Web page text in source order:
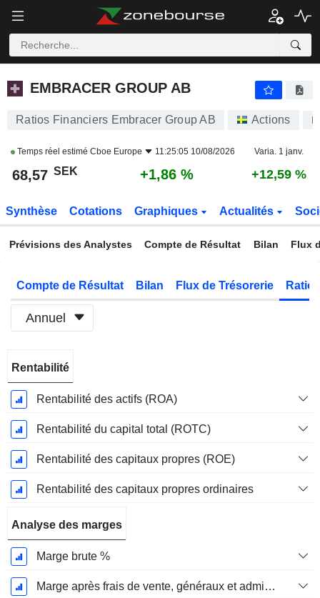
EMBRACER GROUP AB
EMBRACER GROUP AB
Ratios Financiers Embracer Group AB Actions
Temps réel estimé Cboe Europe 11:25:05 10/08/2026 Varia. 1 janv.
68,57 SEK +1,86 % +12,59 %
Synthèse Cotations Graphiques Actualités
Prévisions des Analystes Compte de Résultat Bilan Flux
Compte de Résultat Bilan Flux de Trésorerie
Annuel
Fiscale:
Mars
Rentabilité
Rentabilité des actifs (ROA)
Rentabilité du capital total (ROTC)
Rentabilité des capitaux propres (ROE)
Rentabilité des capitaux propres ordinaires
Analyse des marges
Marge brute %
Marge après frais de vente, généraux et administratifs %